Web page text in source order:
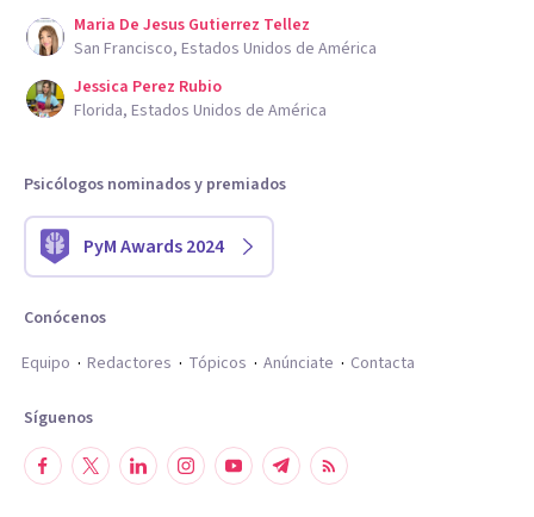
Maria De Jesus Gutierrez Tellez
San Francisco, Estados Unidos de América
Jessica Perez Rubio
Florida, Estados Unidos de América
Psicólogos nominados y premiados
PyM Awards 2024
Conócenos
Equipo
Redactores Tópicos Anúnciate Contacta
Síguenos